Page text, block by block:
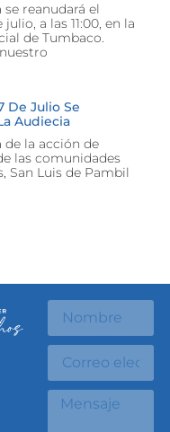
se reanudará el
julio, a las 11:00, en la
de Tumbaco.
De Julio Se
Audiecia
de la acción de
las comunidades
San Luis de Pambil